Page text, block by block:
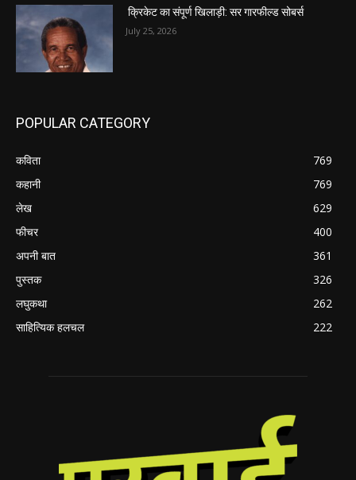
क्रिकेट का संपूर्ण खिलाड़ी: सर गारफील्ड सोबर्स
July 25, 2026
POPULAR CATEGORY
कविता
769
कहानी
769
लेख
629
फीचर
400
अपनी बात
361
पुस्तक
326
लघुकथा
262
साहित्यिक हलचल
222